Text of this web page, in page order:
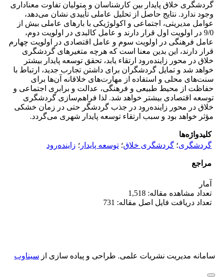
گردشگری خلاق پایدار بین کارشناسان و متولیان تفاوت معناداری
وجود ندارد. نتایج حاصل از تحلیل عاملی تأییدی نشان می‌دهد،
عوامل مدیریتی، اجتماعی و اکولوژیکی با بارهای عاملی بیش از
9/0 در اولویت اول قرار دارند و عامل کالبدی در اولویت دوم،
عامل فرهنگی در اولویت سوم و عامل اقتصادی در اولویت چهارم
قرار دارند، این بدین معنا است که هرچه متغیرهای گردشگری
خلاق در محور زاینده‌رود ارتقاء یابد، تحقق توسعه پایدار بیشتر
خواهد شد و تمایل گردشگران برای داشتن تجارب جدید، ارتباط با
سنت‌های محلی و استفاده از مهارت‌های خلاقانه آن‌ها برای
حفاظت از محیط طبیعی و فرهنگی، عدالت و برابری اجتماعی و
توسعه اقتصادی بیشتر خواهد شد. لذا فراهم‌سازی گردشگری
خلاق در محور زاینده‌رود در جذب گردشگر حتی در زمان خشکی
مؤثر خواهد بود و سبب ارتقاء توسعه پایدار شهری می‌گردد.
کلیدواژه‌ها
گردشگری؛ گردشگری خلاق؛ توسعه پایدار ؛ زاینده‌رود
مراجع
آمار
تعداد مشاهده مقاله: 1,518
تعداد دریافت فایل اصل مقاله: 731
سامانه مدیریت نشریات علمی. طراحی و پیاده سازی از سیناوب